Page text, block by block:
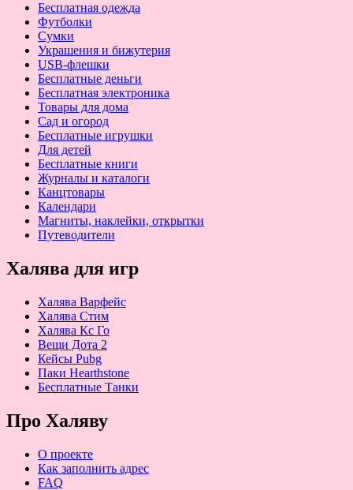
Бесплатная одежда
Футболки
Сумки
Украшения и бижутерия
USB-флешки
Бесплатные деньги
Бесплатная электроника
Товары для дома
Сад и огород
Бесплатные игрушки
Для детей
Бесплатные книги
Журналы и каталоги
Канцтовары
Календари
Магниты, наклейки, открытки
Путеводители
Халява для игр
Халява Варфейс
Халява Стим
Халява Кс Го
Вещи Дота 2
Кейсы Pubg
Паки Hearthstone
Бесплатные Танки
Про Халяву
О проекте
Как заполнить адрес
FAQ